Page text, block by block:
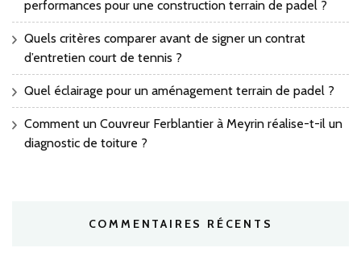
performances pour une construction terrain de padel ?
Quels critères comparer avant de signer un contrat
d’entretien court de tennis ?
Quel éclairage pour un aménagement terrain de padel ?
Comment un Couvreur Ferblantier à Meyrin réalise-t-il un
diagnostic de toiture ?
COMMENTAIRES RÉCENTS